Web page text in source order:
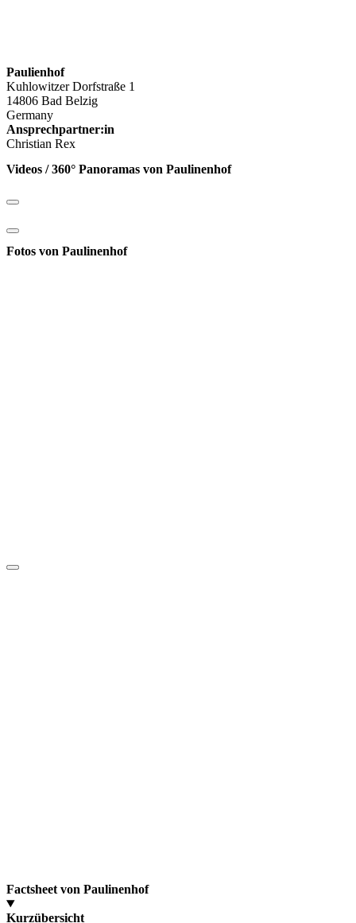
Paulienhof
Kuhlowitzer Dorfstraße 1
14806 Bad Belzig
Germany
Ansprechpartner:in
Christian Rex
Videos / 360° Panoramas von Paulinenhof
Fotos von Paulinenhof
Factsheet von Paulinenhof
Kurzübersicht